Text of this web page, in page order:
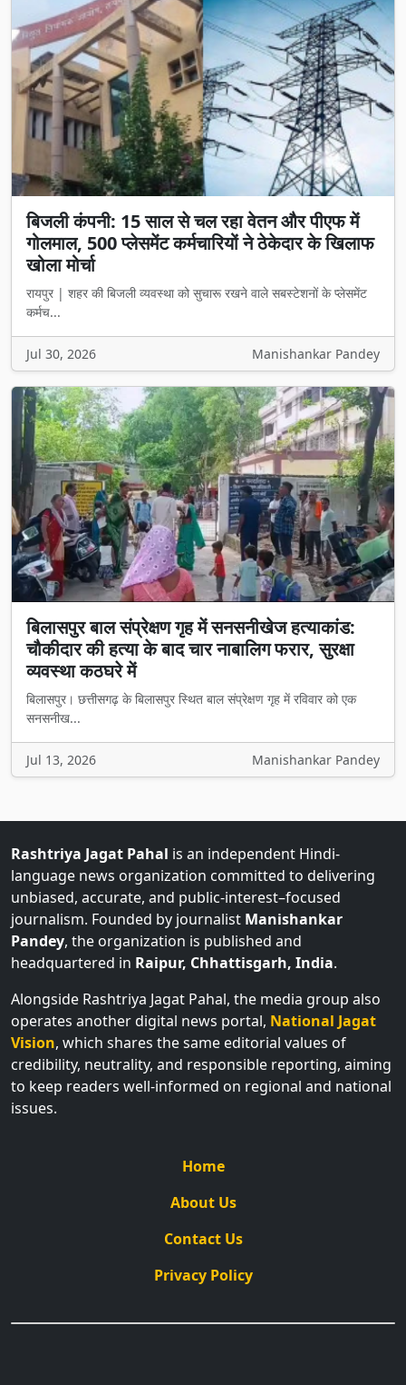
बिजली कंपनी: 15 साल से चल रहा वेतन और पीएफ में
गोलमाल, 500 प्लेसमेंट कर्मचारियों ने ठेकेदार के खिलाफ
खोला मोर्चा
रायपुर | शहर की बिजली व्यवस्था को सुचारू रखने वाले सबस्टेशनों के प्लेसमेंट
कर्मच...
Jul 30, 2026 Manishankar Pandey
बिलासपुर बाल संप्रेक्षण गृह में सनसनीखेज हत्याकांड:
चौकीदार की हत्या के बाद चार नाबालिग फरार, सुरक्षा
व्यवस्था कठघरे में
बिलासपुर। छत्तीसगढ़ के बिलासपुर स्थित बाल संप्रेक्षण गृह में रविवार को एक
सनसनीख...
Jul 13, 2026 Manishankar Pandey
Rashtriya Jagat Pahal is an independent Hindi-
language news organization committed to delivering
unbiased, accurate, and public-interest–focused
journalism. Founded by journalist Manishankar
Pandey, the organization is published and
headquartered in Raipur, Chhattisgarh, India.
Alongside Rashtriya Jagat Pahal, the media group also
operates another digital news portal, National Jagat
Vision, which shares the same editorial values of
credibility, neutrality, and responsible reporting, aiming
to keep readers well-informed on regional and national
issues.
Home
About Us
Contact Us
Privacy Policy